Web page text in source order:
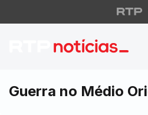
EUA
Guerra no Médio